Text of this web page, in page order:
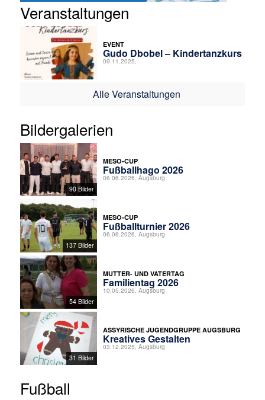
Veranstaltungen
EVENT
Gudo Dbobel – Kindertanzkurs
09.11.2025,
Alle Veranstaltungen
Bildergalerien
90 Bilder
MESO-CUP
Fußballhago 2026
06.06.2026, Augsburg
137 Bilder
MESO-CUP
Fußballturnier 2026
06.06.2026, Augsburg
54 Bilder
MUTTER- UND VATERTAG
Familientag 2026
10.05.2026, Augsburg
31 Bilder
ASSYRISCHE JUGENDGRUPPE AUGSBURG
Kreatives Gestalten
03.12.2025, Augsburg
Fußball